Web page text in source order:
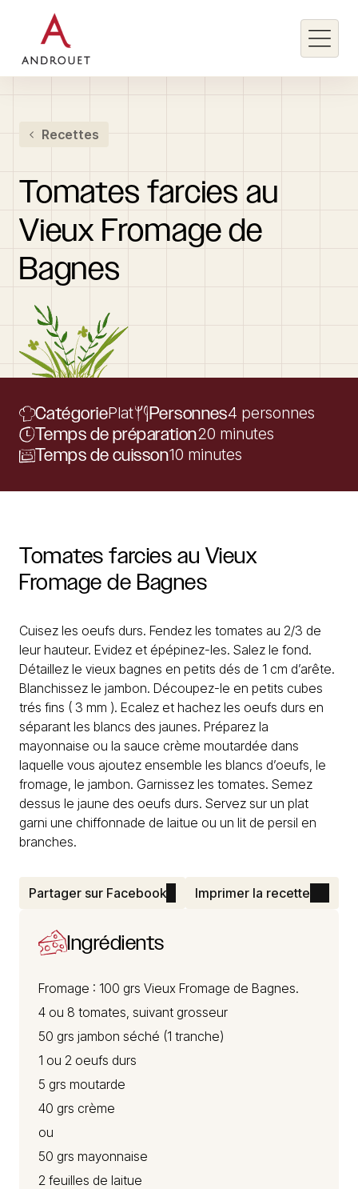
Rechercher un mot clé
Recettes
Tomates farcies au
Vieux Fromage de
Bagnes
CatégoriePlat Personnes4 personnes
Temps de préparation20 minutes
Temps de cuisson10 minutes
Tomates farcies au Vieux
Fromage de Bagnes
Cuisez les oeufs durs. Fendez les tomates au 2/3 de
leur hauteur. Evidez et épépinez-les. Salez le fond.
Détaillez le vieux bagnes en petits dés de 1 cm d’arête.
Blanchissez le jambon. Découpez-le en petits cubes
trés fins ( 3 mm ). Ecalez et hachez les oeufs durs en
séparant les blancs des jaunes. Préparez la
mayonnaise ou la sauce crème moutardée dans
laquelle vous ajoutez ensemble les blancs d’oeufs, le
fromage, le jambon. Garnissez les tomates. Semez
dessus le jaune des oeufs durs. Servez sur un plat
garni une chiffonnade de laitue ou un lit de persil en
branches.
Partager sur Facebook Imprimer la recette
Ingrédients
Fromage : 100 grs Vieux Fromage de Bagnes.
4 ou 8 tomates, suivant grosseur
50 grs jambon séché (1 tranche)
1 ou 2 oeufs durs
5 grs moutarde
40 grs crème
ou
50 grs mayonnaise
2 feuilles de laitue